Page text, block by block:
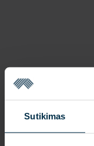
Sutikimas
Mūsų
dizainai